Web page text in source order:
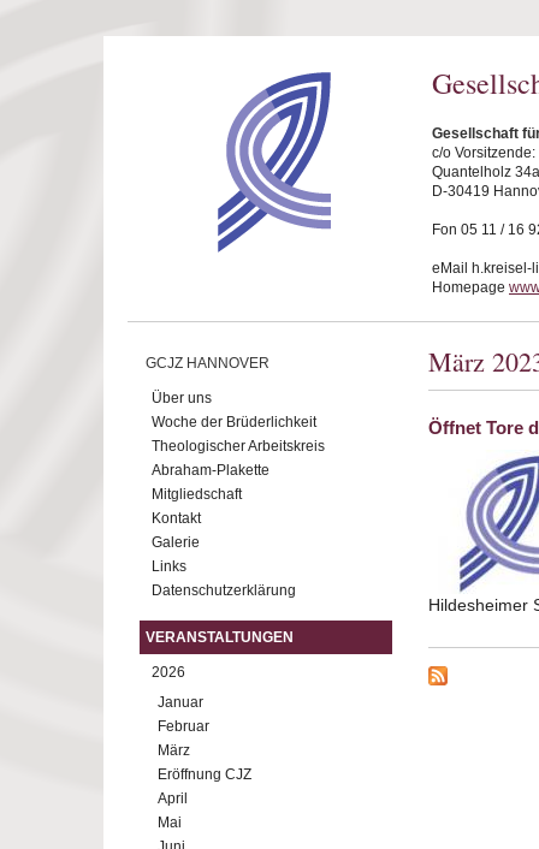
Gesellschaft
c/o
Quantelholz 34a
D-30419
Fon 05 11 / 16
eMail h.kreisel-
Homepage
GCJZ HANNOVER
Über uns
Woche der Brüderlichkeit
Theologischer Arbeitskreis
Abraham-Plakette
Mitgliedschaft
Kontakt
Galerie
Links
Datenschutzerklärung
VERANSTALTUNGEN
2026
Januar
Februar
März
Eröffnung CJZ
April
Mai
März
Öffnet Tore
Hildesheimer